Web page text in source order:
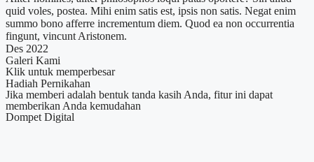
quid voles, postea. Mihi enim satis est, ipsis non satis. Negat enim
summo bono afferre incrementum diem. Quod ea non occurrentia
fingunt, vincunt Aristonem.
Des 2022
Galeri Kami
Klik untuk memperbesar
Hadiah Pernikahan
Jika memberi adalah bentuk tanda kasih Anda, fitur ini dapat
memberikan Anda kemudahan
Dompet Digital